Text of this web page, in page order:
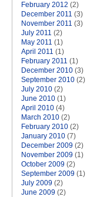
February 2012 (2)
December 2011 (3)
November 2011 (3)
July 2011 (2)
May 2011 (1)
April 2011 (1)
February 2011 (1)
December 2010 (3)
September 2010 (2)
July 2010 (2)
June 2010 (1)
April 2010 (4)
March 2010 (2)
February 2010 (2)
January 2010 (7)
December 2009 (2)
November 2009 (1)
October 2009 (2)
September 2009 (1)
July 2009 (2)
June 2009 (2)